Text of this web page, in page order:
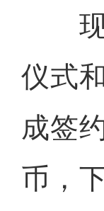
现
仪式
成签
币，